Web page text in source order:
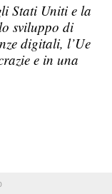
Stati Uniti e la
sviluppo di
digitali, l’Ue
e in una